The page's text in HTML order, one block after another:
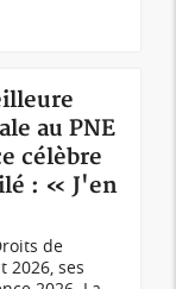
au PNE
célèbre
: « J'en
de
2026, ses